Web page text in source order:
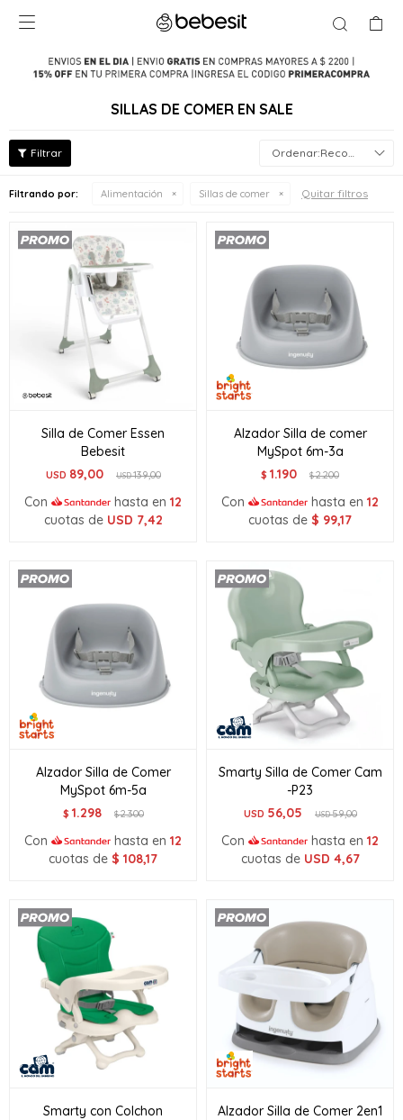

SILLAS DE COMER EN SALE
Recomendados
Filtrando por: Alimentación Sillas de comer Quitar filtros
Silla de Comer Essen
Bebesit
USD 89,00 USD139,00
Con hasta en 12
cuotas de USD 7,42
Alzador Silla de comer
MySpot 6m-3a
$ 1.190 $2.200
Con hasta en 12
cuotas de $ 99,17
Alzador Silla de Comer
MySpot 6m-5a
$ 1.298 $2.300
Con hasta en 12
cuotas de $ 108,17
Smarty Silla de Comer Cam
-P23
USD 56,05 USD59,00
Con hasta en 12
cuotas de USD 4,67
Smarty con Colchon
Alzador Silla de Comer 2en1